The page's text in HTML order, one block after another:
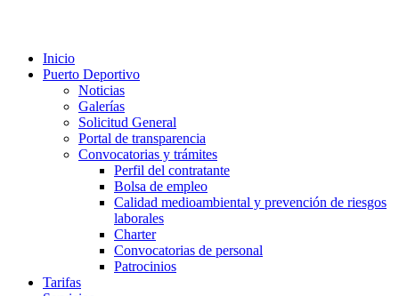
Inicio
Puerto Deportivo
Noticias
Galerías
Solicitud General
Portal de transparencia
Convocatorias y trámites
Perfil del contratante
Bolsa de empleo
Calidad medioambiental y prevención de riesgos
laborales
Charter
Convocatorias de personal
Patrocinios
Tarifas